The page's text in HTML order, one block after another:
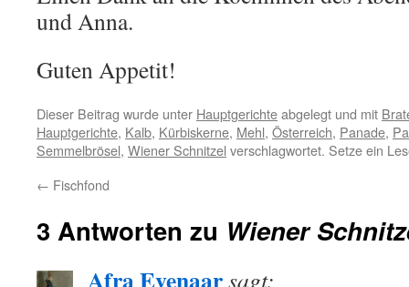
und Anna.
Guten Appetit!
Dieser Beitrag wurde unter Hauptgerichteabgelegt und mit
Hauptgerichte, Kalb, Kürbiskerne, Mehl, Österreich, Panade,
Semmelbrösel, Wiener Schnitzel verschlagwortet. Setze ein
← Fischfond
3 Antworten zu Wiener
Afra Evenaarsagt: